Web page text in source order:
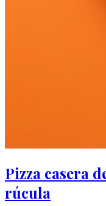
Pizza casera
rúcula